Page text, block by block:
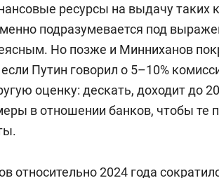
ресурсы на выдачу таких
подразумевается под
Но позже и Минниханов
Путин говорил о 5–10%
оценку: дескать, доходит до
в отношении банков, чтобы те
относительно 2024 года